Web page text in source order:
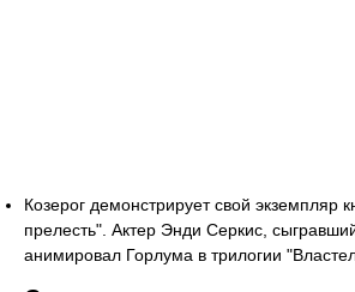
Козерог демонстрирует свой экземпляр
прелесть". Актер Энди Серкис,
анимировал Горлума в трилогии